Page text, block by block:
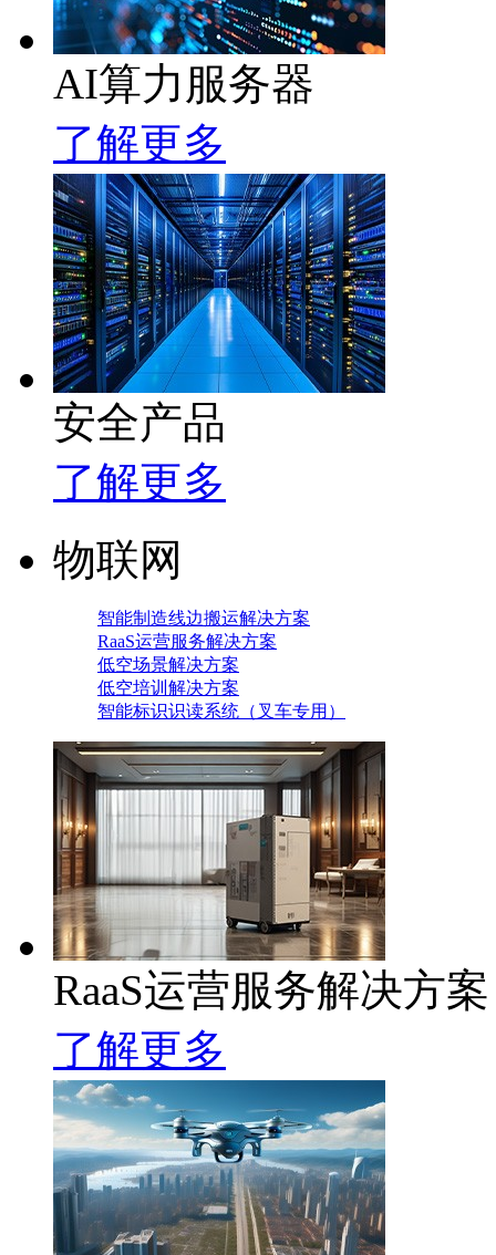
AI算力服务器
了解更多
安全产品
了解更多
物联网
智能制造线边搬运解决方案
RaaS运营服务解决方案
低空场景解决方案
低空培训解决方案
智能标识识读系统（叉车专用）
RaaS运营服务解决方案
了解更多